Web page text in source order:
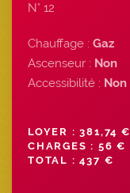
N° 12
Chauffage : Gaz
Ascenseur : Non
Accessibilité : Non
LOYER : 381,74 €
CHARGES : 56 €
TOTAL : 437 €